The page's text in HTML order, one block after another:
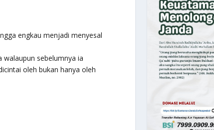
engkau menjadi menyesal
walaupun sebelumnya ia
oleh bukan hanya oleh